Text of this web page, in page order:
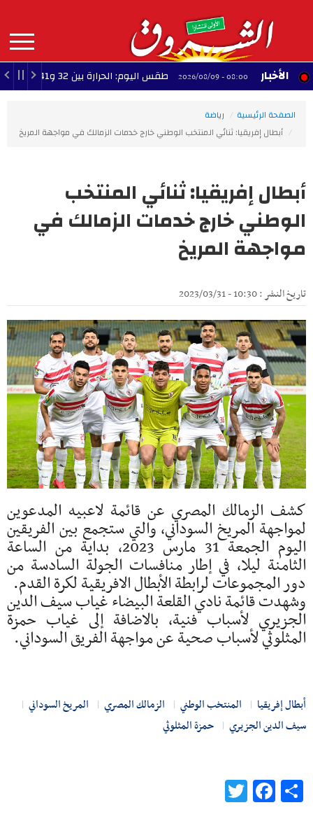
contenu
principal
MAIN
NAVIGATION الأخبار
08:00 - 2026/08/09 طقس اليوم: الحرارة بين 32 و41 درجة 23:22 - 2026/08/08
الصفحة الرئيسية
رياضة
أبطال إفريقيا: ثنائي المنتخب الوطني خارج خدمات الزمالك في مواجهة المريخ
أبطال إفريقيا: ثنائي المنتخب
الوطني خارج خدمات الزمالك في
مواجهة المريخ
تاريخ النشر : 10:30 - 2023/03/31
كشف الزمالك المصري عن قائمة لاعبيه المدعوين
لمواجهة المريخ السوداني، والتي ستجمع بين الفريقين
اليوم الجمعة 31 مارس 2023، بداية من الساعة
الثامنة ليلا، في إطار منافسات الجولة السادسة من
دور المجموعات لرابطة الأبطال الافريقية لكرة القدم.
وشهدت قائمة نادي القلعة البيضاء غياب سيف الدين
الجزيري لأسباب فنية، بالاضافة إلى غياب حمزة
المثلوثي لأسباب صحية عن مواجهة الفريق السوداني.
أبطال إفريقيا المنتخب الوطني الزمالك المصري
المريخ السوداني
سيف الدين الجزيري
حمزة المثلوثي
Share
Facebook